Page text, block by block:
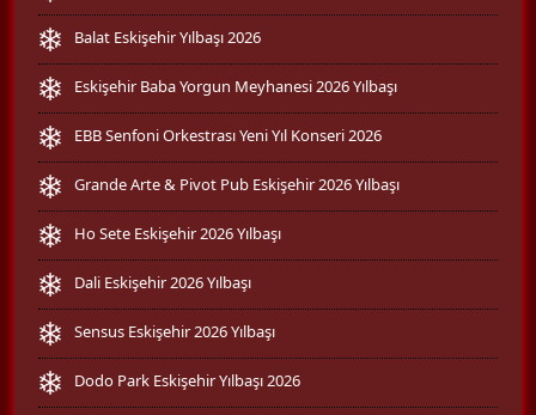
Balat Eskişehir Yılbaşı 2026
Eskişehir Baba Yorgun Meyhanesi 2026 Yılbaşı
EBB Senfoni Orkestrası Yeni Yıl Konseri 2026
Grande Arte & Pivot Pub Eskişehir 2026 Yılbaşı
Ho Sete Eskişehir 2026 Yılbaşı
Dali Eskişehir 2026 Yılbaşı
Sensus Eskişehir 2026 Yılbaşı
Dodo Park Eskişehir Yılbaşı 2026